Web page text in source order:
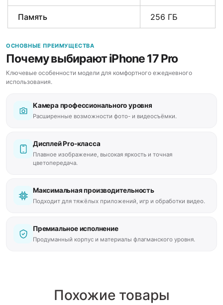
Память 256 ГБ
ОСНОВНЫЕ ПРЕИМУЩЕСТВА
Почему выбирают iPhone 17 Pro
Ключевые особенности модели для комфортного ежедневного
использования.
Камера профессионального уровня
Расширенные возможности фото- и видеосъёмки.
Дисплей Pro-класса
Плавное изображение, высокая яркость и точная
цветопередача.
Максимальная производительность
Подходит для тяжёлых приложений, игр и обработки видео.
Премиальное исполнение
Продуманный корпус и материалы флагманского уровня.
Похожие товары